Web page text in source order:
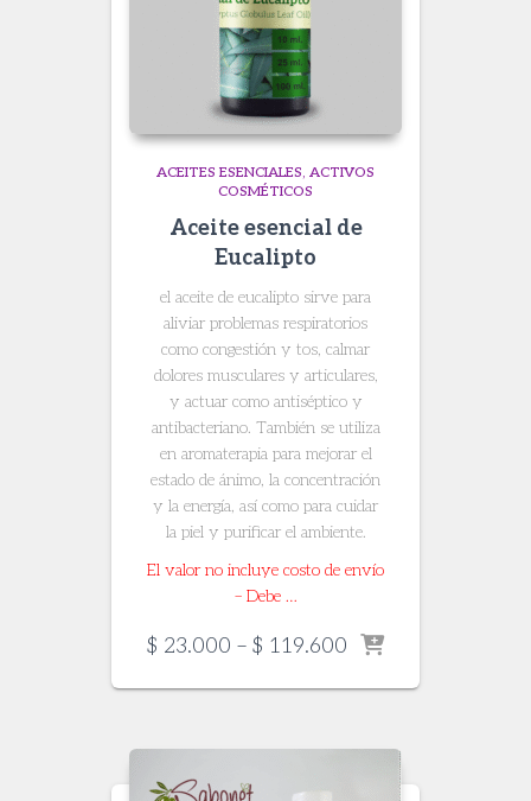
ACEITES ESENCIALES ACTIVOS
COSMÉTICOS
Aceite esencial de
Eucalipto
el aceite de eucalipto sirve para
aliviar problemas respiratorios
como congestión y tos, calmar
dolores musculares y articulares,
y actuar como antiséptico y
antibacteriano. También se utiliza
en aromaterapia para mejorar el
estado de ánimo, la concentración
y la energía, así como para cuidar
la piel y purificar el ambiente.
El valor no incluye costo de envío
– Debe …
$ 23.000 – $ 119.600 Price
$ 23.000
$ 119.600